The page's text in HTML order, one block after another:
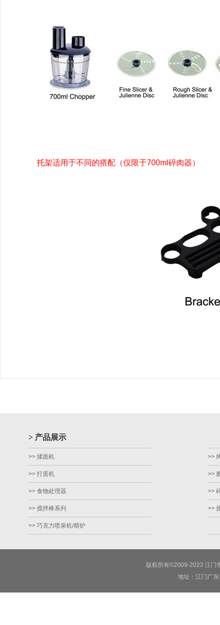
托架适用于不同的搭配（仅限于700ml 碎肉器）
> 产品展示
>> 揉面机
>> 打蛋机
>> 食物处理器
>> 搅拌棒系列
>> 巧克力喷泉机/熔炉
>>
>>
>>
>>
版权所有©2009-2023 江门
地址：江门广